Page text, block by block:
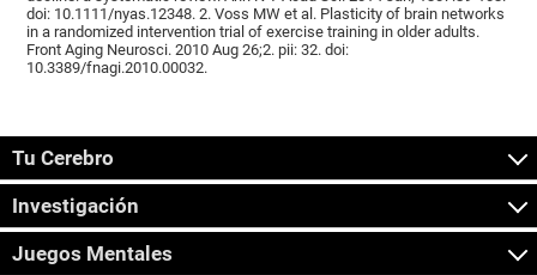
doi: 10.1111/nyas.12348. 2. Voss MW et al. Plasticity of brain networks
in a randomized intervention trial of exercise training in older adults.
Front Aging Neurosci. 2010 Aug 26;2. pii: 32. doi:
10.3389/fnagi.2010.00032.
Tu Cerebro
Investigación
Juegos Mentales